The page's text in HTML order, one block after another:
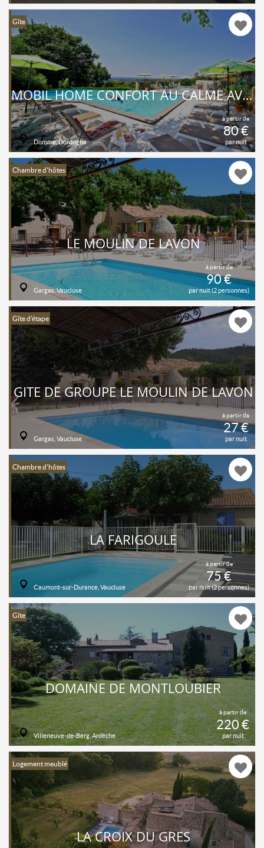
Gîte
à partir de
80 €
par nuit
MOBIL HOME CONFORT AU CALME AVEC PISCINES CHAUFFÉES, SAUNA, SPA ET RESTAURANT
Domme, Dordogne
Chambre d'hôtes
à partir de
90 €
par nuit (2 personnes)
LE MOULIN DE LAVON
Gargas, Vaucluse
Gîte d'étape
à partir de
27 €
par nuit
GITE DE GROUPE LE MOULIN DE LAVON
Gargas, Vaucluse
Chambre d'hôtes
à partir de
75 €
par nuit (2 personnes)
LA FARIGOULE
Caumont-sur-Durance, Vaucluse
Gîte
à partir de
220 €
par nuit
DOMAINE DE MONTLOUBIER
Villeneuve-de-Berg, Ardèche
Logement meublé
LA CROIX DU GRES